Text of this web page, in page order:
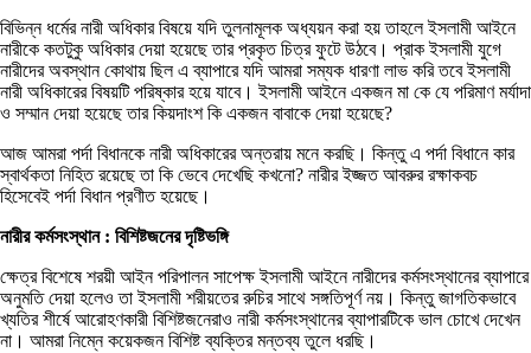
বিভিন্ন ধর্মের নারী অধিকার বিষয়ে যদি তুলনামূলক অধ্যয়ন করা হয় তাহলে ইসলামী আইনে
নারীকে কতটুকু অধিকার দেয়া হয়েছে তার প্রকৃত চিত্র ফুটে উঠবে। প্রাক ইসলামী যুগে
নারীদের অবস্থান কোথায় ছিল এ ব্যাপারে যদি আমরা সম্যক ধারণা লাভ করি তবে ইসলামী
নারী অধিকারের বিষয়টি পরিষ্কার হয়ে যাবে। ইসলামী আইনে একজন মা কে যে পরিমাণ মর্যাদা
ও সম্মান দেয়া হয়েছে তার কিয়দাংশ কি একজন বাবাকে দেয়া হয়েছে?
আজ আমরা পর্দা বিধানকে নারী অধিকারের অন্তরায় মনে করছি। কিন্তু এ পর্দা বিধানে কার
স্বার্থকতা নিহিত রয়েছে তা কি ভেবে দেখেছি কখনো? নারীর ইজ্জত আবরুর রক্ষাকবচ
হিসেবেই পর্দা বিধান প্রণীত হয়েছে।
নারীর কর্মসংস্থান : বিশিষ্টজনেরদৃষ্টিভঙ্গি
ক্ষেত্র বিশেষে শরয়ী আইন পরিপালন সাপেক্ষ ইসলামী আইনে নারীদের কর্মসংস্থানের ব্যাপারে
অনুমতি দেয়া হলেও তা ইসলামী শরীয়তের রুচির সাথে সঙ্গতিপূর্ণ নয়। কিন্তু জাগতিকভাবে
খ্যতির শীর্ষে আরোহণকারী বিশিষ্টজনেরাও নারী কর্মসংস্থানের ব্যাপারটিকে ভাল চোখে দেখেন
না। আমরা নিম্নে কয়েকজন বিশিষ্ট ব্যক্তির মন্তব্য তুলে ধরছি।